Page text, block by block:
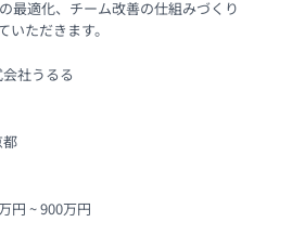
最適化、チーム改善の仕組みづくり
いただきます。
社うるる
都
円 ~ 900万円